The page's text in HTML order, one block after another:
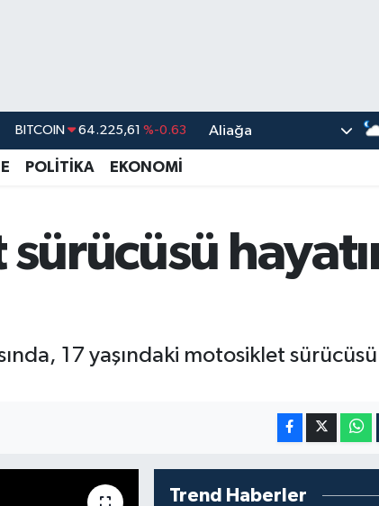
DOLAR 47,6704 %0
EURO 55,0406 %-0.08
GRAM ALTIN 6510.40 %0.45
BİST100 13.799 %70
Aliağa
POLİTİKA EKONOMİ
17 yaşındaki motosiklet
Trend Haberler